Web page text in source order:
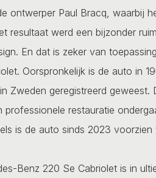
ontwerper Paul Bracq, waarbij
resultaat werd een bijzonder
En dat is zeker van
Oorspronkelijk is de auto in
Zweden geregistreerd geweest.
professionele restauratie
is de auto sinds 2023
Benz 220 Se Cabriolet is in